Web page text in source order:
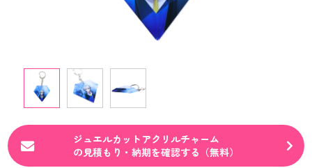
ジュエルカットアクリルチャーム
の見積もり・納期を確認する（無料）